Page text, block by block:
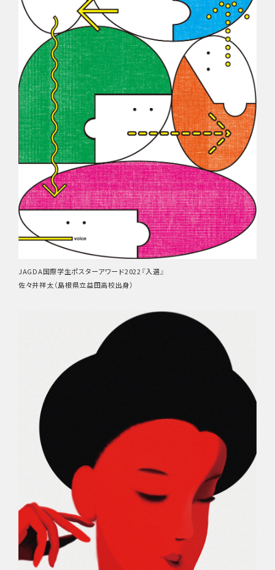
JAGDA国際学生ポスターアワード2022『入選』
佐々井祥太（島根県立益田高校出身）